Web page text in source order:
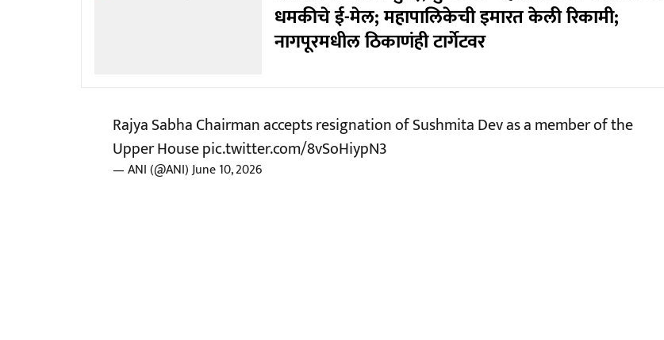
धमकीचे ई-मेल; महापालिकेची इमारत केली रिकामी;
नागपूरमधील ठिकाणंही टार्गेटवर
Rajya Sabha Chairman accepts resignation of Sushmita Dev as a member of the
Upper Housepic.twitter.com/8vSoHiypN3
— ANI (@ANI)June 10, 2026